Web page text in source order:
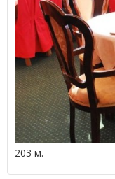
203 м.